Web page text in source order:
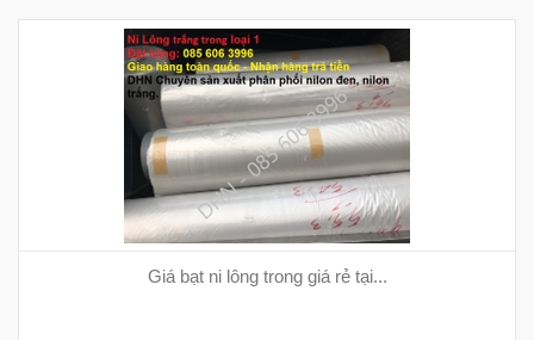
Giá bạt ni lông trong giá rẻ tại...